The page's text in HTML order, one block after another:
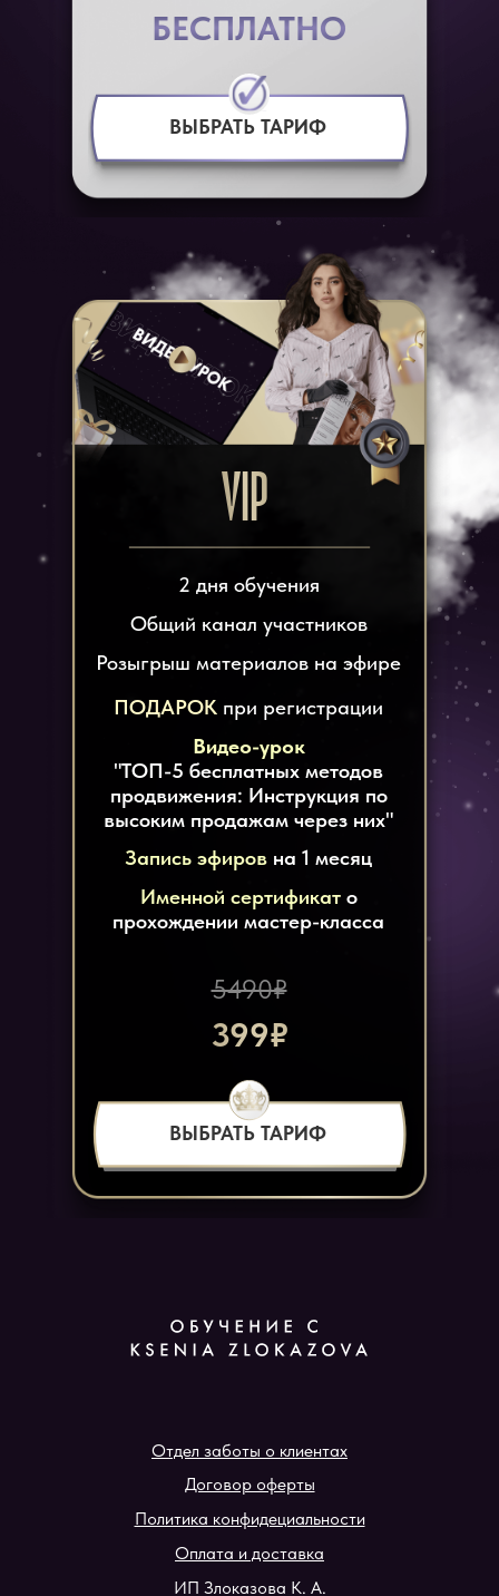
VIP
2 дня обучения
ВЫБРАТЬ ТАРИФ
Общий канал участников
Розыгрыш материалов на эфире
ПОДАРОК при регистрации
Видео-урок
"ТОП-5 бесплатных методов
продвижения: Инструкция по
высоким продажам через них"
Запись эфиров на 1 месяц
ВЫБРАТЬ ТАРИФ
Именной сертификато
прохождении мастер-класса
5490₽
399₽
БЕСПЛАТНО
Отдел заботы о клиентах
Договор оферты
Политика конфидециальности
Оплата и доставка
ИП Злоказова К. А.